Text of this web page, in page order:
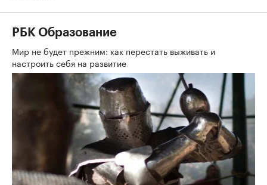
РБК Образование
Мир не будет прежним: как перестать выживать и
настроить себя на развитие